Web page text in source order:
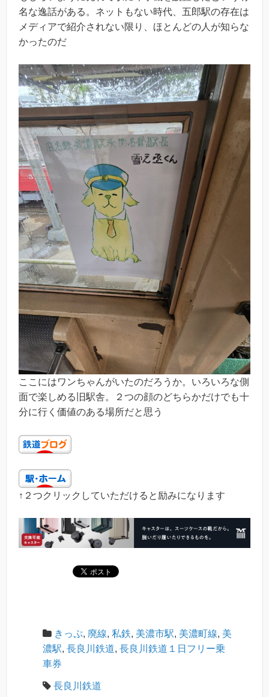
名な逸話がある。ネットもない時代、五郎駅の存在は
メディアで紹介されない限り、ほとんどの人が知らな
かったのだ
ここにはワンちゃんがいたのだろうか。いろいろな側
面で楽しめる旧駅舎。２つの顔のどちらかだけでも十
分に行く価値のある場所だと思う
↑２つクリックしていただけると励みになります
きっぷ, 廃線, 私鉄, 美濃市駅, 美濃町線, 美
濃駅, 長良川鉄道, 長良川鉄道１日フリー乗
車券
長良川鉄道